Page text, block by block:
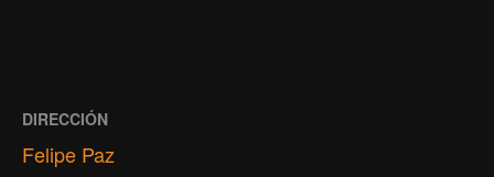
DIRECCIÓN
Felipe Paz